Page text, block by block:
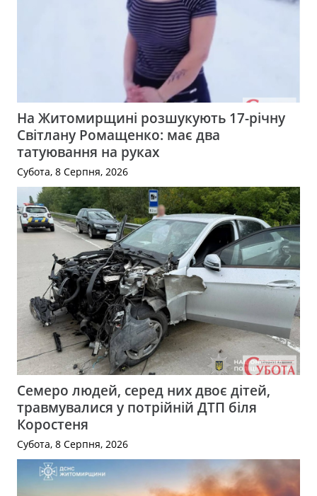
На Житомирщині розшукують 17-річну
Світлану Ромащенко: має два
татуювання на руках
Субота, 8 Серпня, 2026
Семеро людей, серед них двоє дітей,
травмувалися у потрійній ДТП біля
Коростеня
Субота, 8 Серпня, 2026